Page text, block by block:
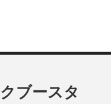
ブースタ